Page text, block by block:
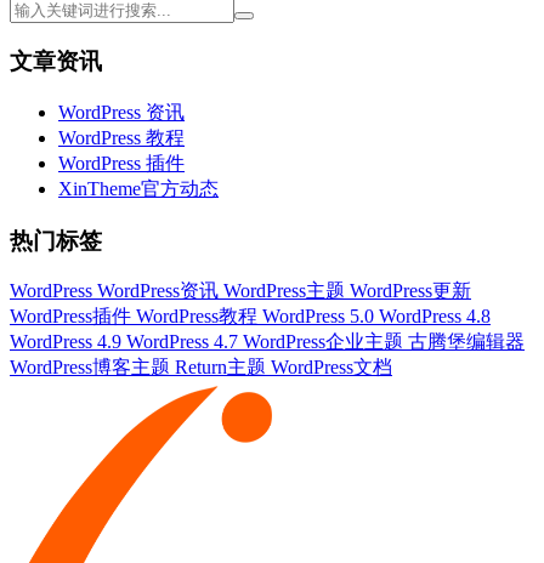
文章资讯
WordPress 资讯
WordPress 教程
WordPress 插件
XinTheme官方动态
热门标签
WordPress WordPress资讯 WordPress主题 WordPress更新
WordPress插件 WordPress教程 WordPress 5.0 WordPress 4.8
WordPress 4.9 WordPress 4.7 WordPress企业主题 古腾堡编辑器
WordPress博客主题 Return主题 WordPress文档